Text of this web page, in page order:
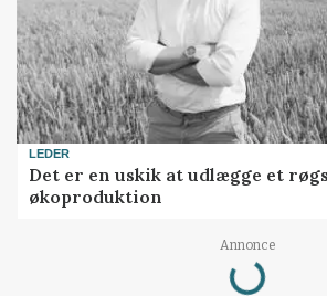
LEDER
Det er en uskik at udlægge et
økoproduktion
Annonce
Loading...